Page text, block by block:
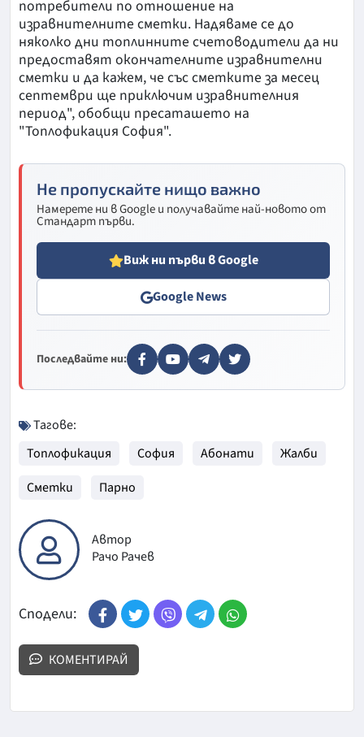
потребители по отношение на
изравнителните сметки. Надяваме се до
няколко дни топлинните счетоводители да ни
предоставят окончателните изравнителни
сметки и да кажем, че със сметките за месец
септември ще приключим изравнителния
период", обобщи пресаташето на
"Топлофикация София".
Не пропускайте нищо важно
Намерете ни в Google и получавайте най-новото от
Стандарт първи.
Виж ни първи в Google
Google News
Последвайте ни:
Тагове:
Топлофикация
София Абонати
Жалби
Сметки
Парно
Автор
Рачо Рачев
Сподели:
КОМЕНТИРАЙ